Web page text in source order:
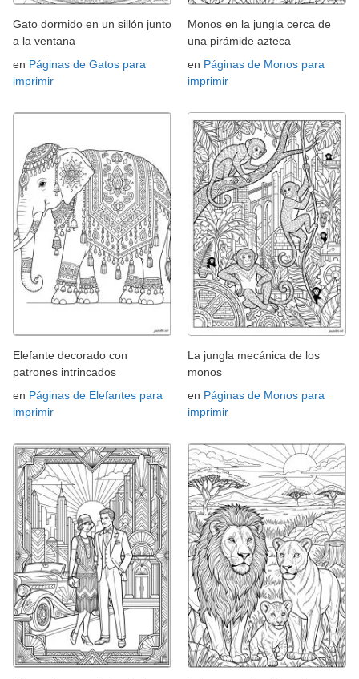
Gato dormido en un sillón junto
a la ventana
en Páginas de Gatos para
imprimir
Monos en la jungla cerca de
una pirámide azteca
en Páginas de Monos para
imprimir
Elefante decorado con
patrones intrincados
en Páginas de Elefantes para
imprimir
La jungla mecánica de los
monos
en Páginas de Monos para
imprimir